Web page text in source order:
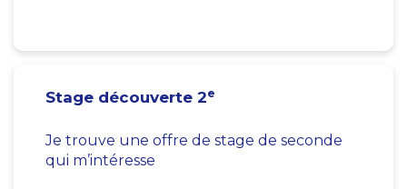
Stage découverte 2e
Je trouve une offre de stage de seconde
qui m’intéresse